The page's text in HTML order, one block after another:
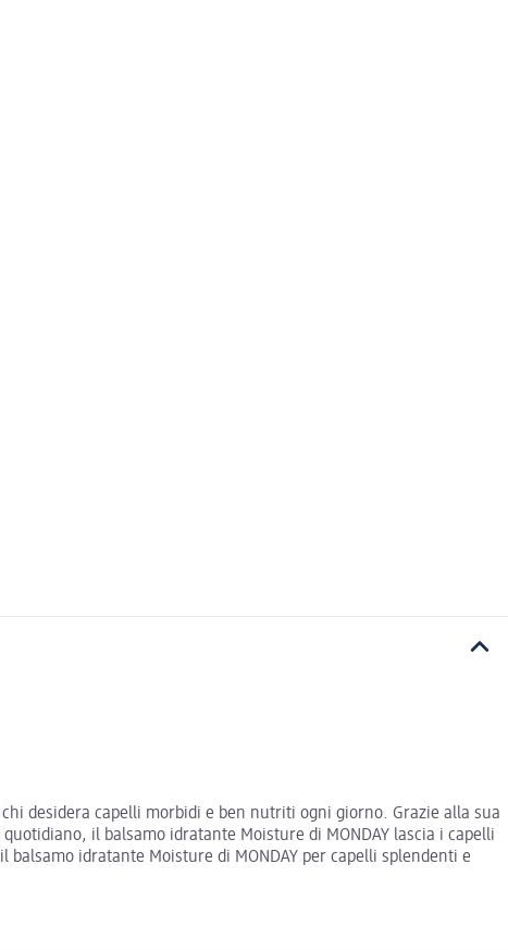
desidera capelli morbidi e ben nutriti ogni giorno. Grazie alla sua
il balsamo idratante Moisture di MONDAY lascia i capelli
idratante Moisture di MONDAY per capelli splendenti e